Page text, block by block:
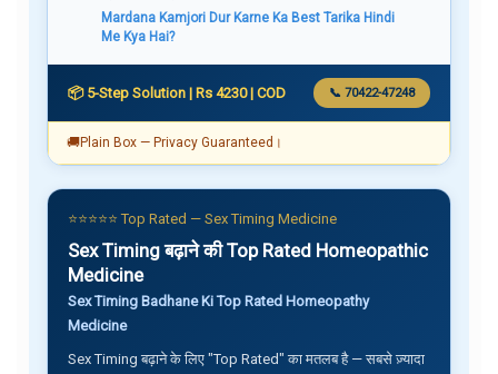
Mardana Kamjori Dur Karne Ka Best Tarika Hindi
Me Kya Hai?
📦 5-Step Solution | Rs 4230 | COD 📞 70422-47248
🚚Plain Box — Privacy Guaranteed।
⭐⭐⭐⭐⭐ Top Rated — Sex Timing Medicine
Sex Timing बढ़ाने की Top Rated Homeopathic
Medicine
Sex Timing Badhane Ki Top Rated Homeopathy
Medicine
Sex Timing बढ़ाने के लिए "Top Rated" का मतलब है — सबसे ज़्यादा